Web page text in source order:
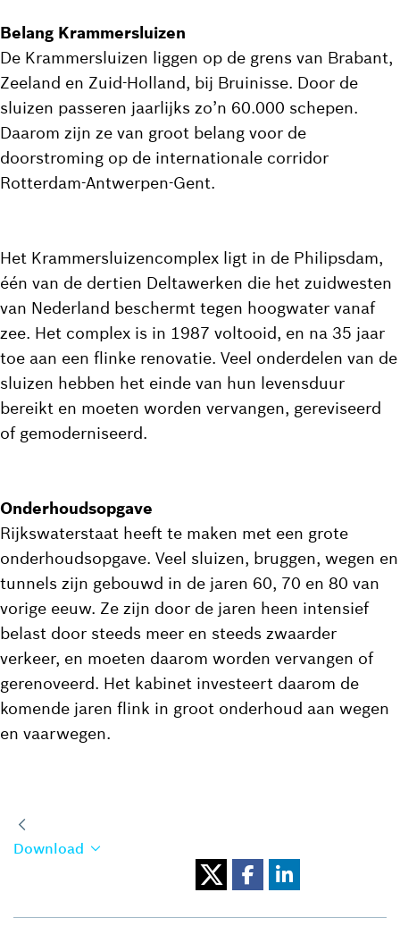
Belang Krammersluizen
De Krammersluizen liggen op de grens van Brabant,
Zeeland en Zuid-Holland, bij Bruinisse. Door de
sluizen passeren jaarlijks zo’n 60.000 schepen.
Daarom zijn ze van groot belang voor de
doorstroming op de internationale corridor
Rotterdam-Antwerpen-Gent.
Het Krammersluizencomplex ligt in de Philipsdam,
één van de dertien Deltawerken die het zuidwesten
van Nederland beschermt tegen hoogwater vanaf
zee. Het complex is in 1987 voltooid, en na 35 jaar
toe aan een flinke renovatie. Veel onderdelen van de
sluizen hebben het einde van hun levensduur
bereikt en moeten worden vervangen, gereviseerd
of gemoderniseerd.
Onderhoudsopgave
Rijkswaterstaat heeft te maken met een grote
onderhoudsopgave. Veel sluizen, bruggen, wegen en
tunnels zijn gebouwd in de jaren 60, 70 en 80 van
vorige eeuw. Ze zijn door de jaren heen intensief
belast door steeds meer en steeds zwaarder
verkeer, en moeten daarom worden vervangen of
gerenoveerd. Het kabinet investeert daarom de
komende jaren flink in groot onderhoud aan wegen
en vaarwegen.
Download